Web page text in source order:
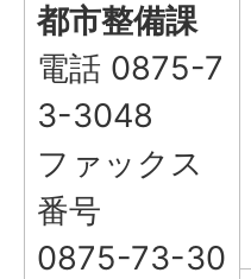
都市整備課
電話 0875-7
3-3048
ファックス
番号
0875-73-30